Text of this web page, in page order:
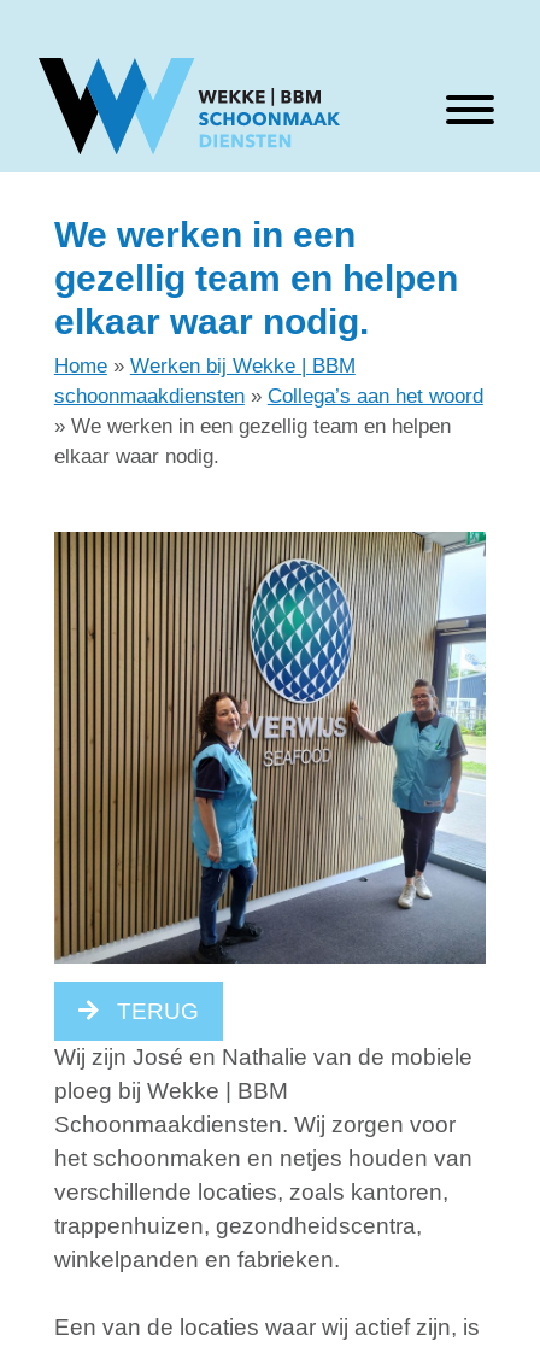
Menu
Skip naar content
We werken in een
gezellig team en helpen
elkaar waar nodig.
Home» Werken bij Wekke | BBM
schoonmaakdiensten» Collega’s aan het woord
» We werken in een gezellig team en helpen
elkaar waar nodig.
TERUG
Wij zijn José en Nathalie van de mobiele
ploeg bij Wekke | BBM
Schoonmaakdiensten. Wij zorgen voor
het schoonmaken en netjes houden van
verschillende locaties, zoals kantoren,
trappenhuizen, gezondheidscentra,
winkelpanden en fabrieken.
Een van de locaties waar wij actief zijn, is